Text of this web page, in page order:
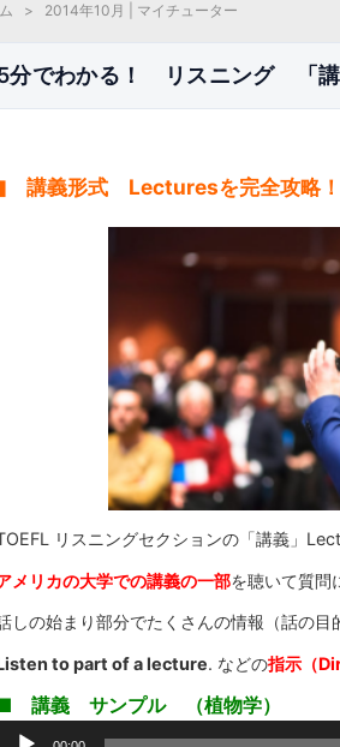
> 2014年10月 | マイチューター
分でわかる！ リスニング 「
講義形式 Lecturesを完全攻略！
リスニングセクションの「講義」
メリカの大学での講義の一部を聴いて質問
しの始まり部分でたくさんの情報（話の目
to part of a lecture. などの指示（
講義 サンプル （植物学）